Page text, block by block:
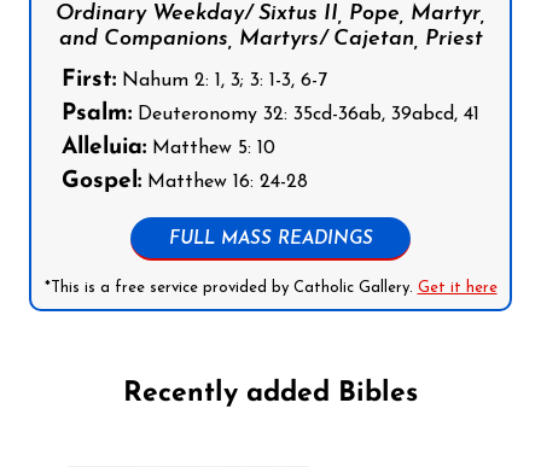
Ordinary Weekday/ Sixtus II, Pope, Martyr,
and Companions, Martyrs/ Cajetan, Priest
First: Nahum 2: 1, 3; 3: 1-3, 6-7
Psalm: Deuteronomy 32: 35cd-36ab, 39abcd, 41
Alleluia: Matthew 5: 10
Gospel: Matthew 16: 24-28
FULL MASS READINGS
*This is a free service provided by Catholic Gallery. Get it here
Recently added Bibles